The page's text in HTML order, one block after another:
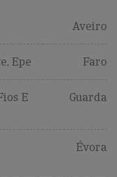
Aveiro
Epe Faro
E
Guarda
Évora